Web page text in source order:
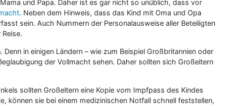
und Papa. Daher ist es gar nicht so unüblich, dass vor
. Neben dem Hinweis, dass das Kind mit Oma und Opa
sein. Auch Nummern der Personalausweise aller Beteiligten
in einigen Ländern – wie zum Beispiel Großbritannien oder
der Vollmacht sehen. Daher sollten sich Großeltern
sollten Großeltern eine Kopie vom Impfpass des Kindes
können sie bei einem medizinischen Notfall schnell feststellen,